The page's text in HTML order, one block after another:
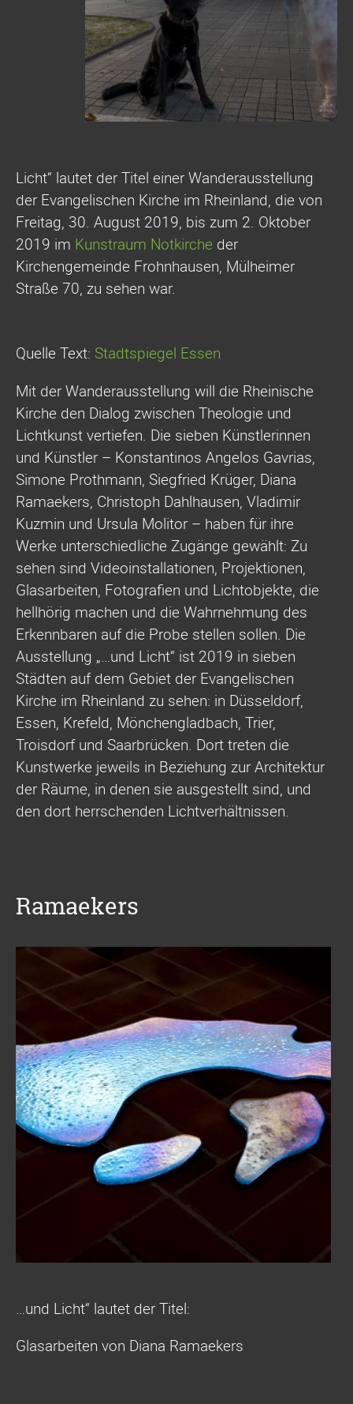
Licht“ lautet der Titel einer Wanderausstellung
der Evangelischen Kirche im Rheinland, die von
Freitag, 30. August 2019, bis zum 2. Oktober
2019 im Kunstraum Notkirche der
Kirchengemeinde Frohnhausen, Mülheimer
Straße 70, zu sehen war.
Quelle Text: Stadtspiegel Essen
Mit der Wanderausstellung will die Rheinische
Kirche den Dialog zwischen Theologie und
Lichtkunst vertiefen. Die sieben Künstlerinnen
und Künstler – Konstantinos Angelos Gavrias,
Simone Prothmann, Siegfried Krüger, Diana
Ramaekers, Christoph Dahlhausen, Vladimir
Kuzmin und Ursula Molitor – haben für ihre
Werke unterschiedliche Zugänge gewählt: Zu
sehen sind Videoinstallationen, Projektionen,
Glasarbeiten, Fotografien und Lichtobjekte, die
hellhörig machen und die Wahrnehmung des
Erkennbaren auf die Probe stellen sollen. Die
Ausstellung „…und Licht“ ist 2019 in sieben
Städten auf dem Gebiet der Evangelischen
Kirche im Rheinland zu sehen: in Düsseldorf,
Essen, Krefeld, Mönchengladbach, Trier,
Troisdorf und Saarbrücken. Dort treten die
Kunstwerke jeweils in Beziehung zur Architektur
der Räume, in denen sie ausgestellt sind, und
den dort herrschenden Lichtverhältnissen.
Ramaekers
…und Licht“ lautet der Titel:
Glasarbeiten von Diana Ramaekers